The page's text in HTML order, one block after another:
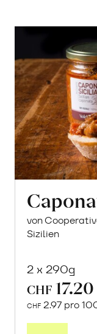
von
Sizilien
2 x 290g
CHF 17.20
CHF 2.97 pro